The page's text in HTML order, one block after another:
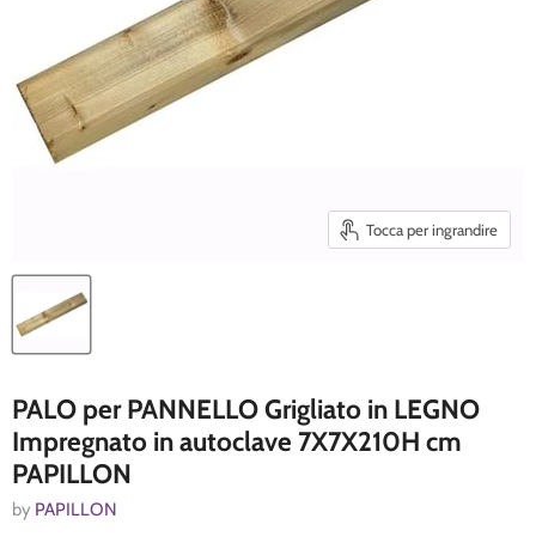
Tocca per ingrandire
PALO per PANNELLO Grigliato in LEGNO
Impregnato in autoclave 7X7X210H cm
PAPILLON
by PAPILLON